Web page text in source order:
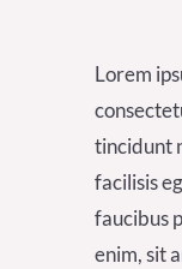
Lorem
tincidunt
facilisis
faucibus
enim, sit